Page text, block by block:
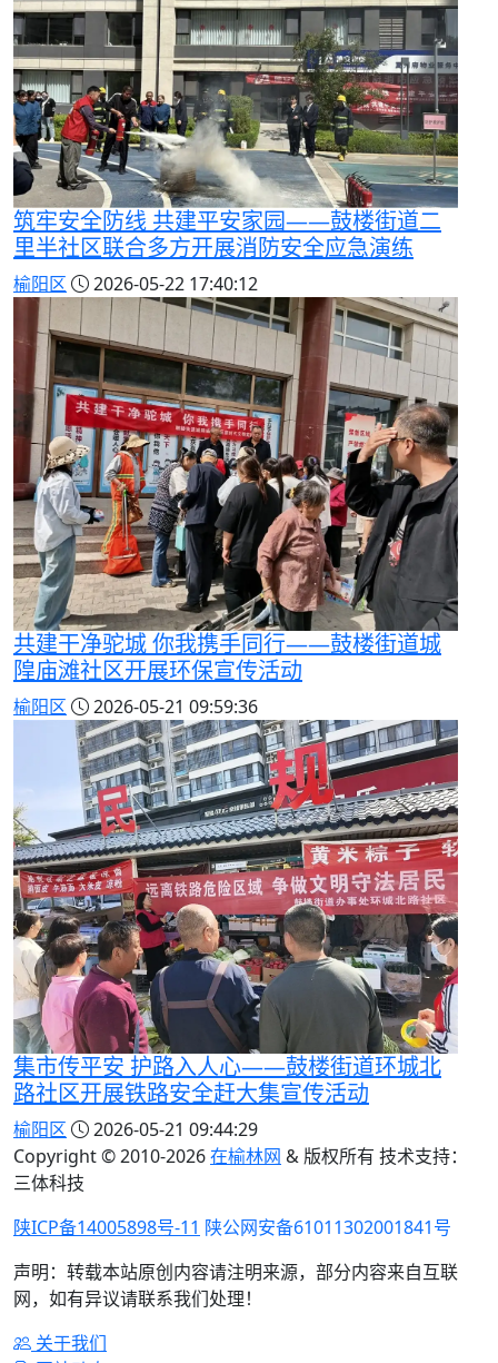
筑牢安全防线 共建平安家园——鼓楼街道二
里半社区联合多方开展消防安全应急演练
榆阳区 2026-05-22 17:40:12
共建干净驼城 你我携手同行——鼓楼街道城
隍庙滩社区开展环保宣传活动
榆阳区 2026-05-21 09:59:36
集市传平安 护路入人心——鼓楼街道环城北
路社区开展铁路安全赶大集宣传活动
榆阳区
2026-05-21 09:44:29
Copyright © 2010-2026在榆林网 & 版权所有 技术支持：
三体科技
陕ICP备14005898号-11 陕公网安备61011302001841号
声明：转载本站原创内容请注明来源，部分内容来自互联
网，如有异议请联系我们处理！
关于我们